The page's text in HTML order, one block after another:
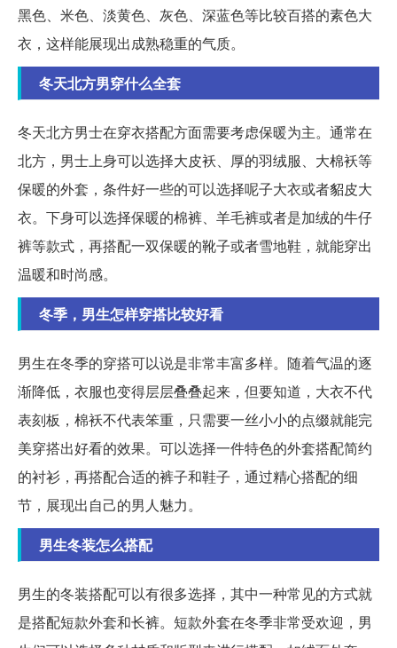
黑色、米色、淡黄色、灰色、深蓝色等比较百搭的素色大
衣，这样能展现出成熟稳重的气质。
冬天北方男穿什么全套
冬天北方男士在穿衣搭配方面需要考虑保暖为主。通常在
北方，男士上身可以选择大皮袄、厚的羽绒服、大棉袄等
保暖的外套，条件好一些的可以选择呢子大衣或者貂皮大
衣。下身可以选择保暖的棉裤、羊毛裤或者是加绒的牛仔
裤等款式，再搭配一双保暖的靴子或者雪地鞋，就能穿出
温暖和时尚感。
冬季，男生怎样穿搭比较好看
男生在冬季的穿搭可以说是非常丰富多样。随着气温的逐
渐降低，衣服也变得层层叠叠起来，但要知道，大衣不代
表刻板，棉袄不代表笨重，只需要一丝小小的点缀就能完
美穿搭出好看的效果。可以选择一件特色的外套搭配简约
的衬衫，再搭配合适的裤子和鞋子，通过精心搭配的细
节，展现出自己的男人魅力。
男生冬装怎么搭配
男生的冬装搭配可以有很多选择，其中一种常见的方式就
是搭配短款外套和长裤。短款外套在冬季非常受欢迎，男